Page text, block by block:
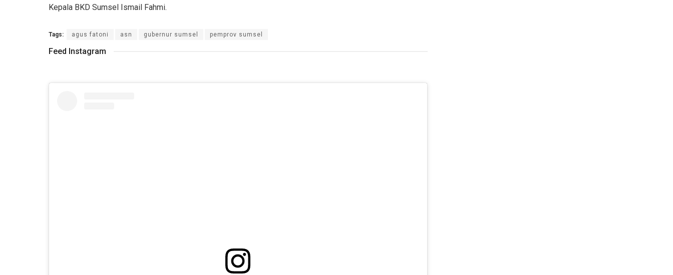
Kepala BKD Sumsel Ismail Fahmi.
Tags: agus fatoni asn gubernur sumsel pemprov sumsel
Feed Instagram